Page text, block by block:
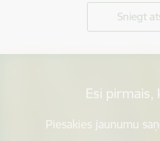
Sniegt
Esi pirmais,
Piesakies jaunumu